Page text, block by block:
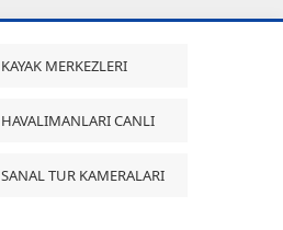
KAYAK MERKEZLERI
HAVALIMANLARI CANLI
SANAL TUR KAMERALARI